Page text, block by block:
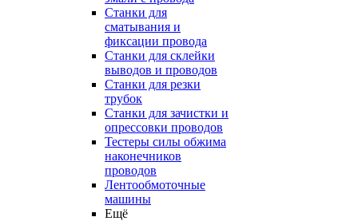
Станки для
сматывания и
фиксации провода
Станки для склейки
выводов и проводов
Станки для резки
трубок
Станки для зачистки и
опрессовки проводов
Тестеры силы обжима
наконечников
проводов
Лентообмоточные
машины
Ещё